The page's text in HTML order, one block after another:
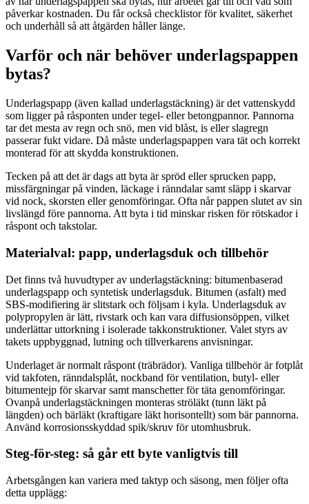
påverkar kostnaden. Du får också checklistor för kvalitet, säkerhet
och underhåll så att åtgärden håller länge.
Varför och när behöver underlagspappen
bytas?
Underlagspapp (även kallad underlagstäckning) är det vattenskydd
som ligger på råsponten under tegel- eller betongpannor. Pannorna
tar det mesta av regn och snö, men vid blåst, is eller slagregn
passerar fukt vidare. Då måste underlagspappen vara tät och korrekt
monterad för att skydda konstruktionen.
Tecken på att det är dags att byta är spröd eller sprucken papp,
missfärgningar på vinden, läckage i ränndalar samt släpp i skarvar
vid nock, skorsten eller genomföringar. Ofta når pappen slutet av sin
livslängd före pannorna. Att byta i tid minskar risken för rötskador i
råspont och takstolar.
Materialval: papp, underlagsduk och tillbehör
Det finns två huvudtyper av underlagstäckning: bitumenbaserad
underlagspapp och syntetisk underlagsduk. Bitumen (asfalt) med
SBS-modifiering är slitstark och följsam i kyla. Underlagsduk av
polypropylen är lätt, rivstark och kan vara diffusionsöppen, vilket
underlättar uttorkning i isolerade takkonstruktioner. Valet styrs av
takets uppbyggnad, lutning och tillverkarens anvisningar.
Underlaget är normalt råspont (träbrädor). Vanliga tillbehör är fotplåt
vid takfoten, ränndalsplåt, nockband för ventilation, butyl- eller
bitumentejp för skarvar samt manschetter för täta genomföringar.
Ovanpå underlagstäckningen monteras ströläkt (tunn läkt på
längden) och bärläkt (kraftigare läkt horisontellt) som bär pannorna.
Använd korrosionsskyddad spik/skruv för utomhusbruk.
Steg-för-steg: så går ett byte vanligtvis till
Arbetsgången kan variera med taktyp och säsong, men följer ofta
detta upplägg: